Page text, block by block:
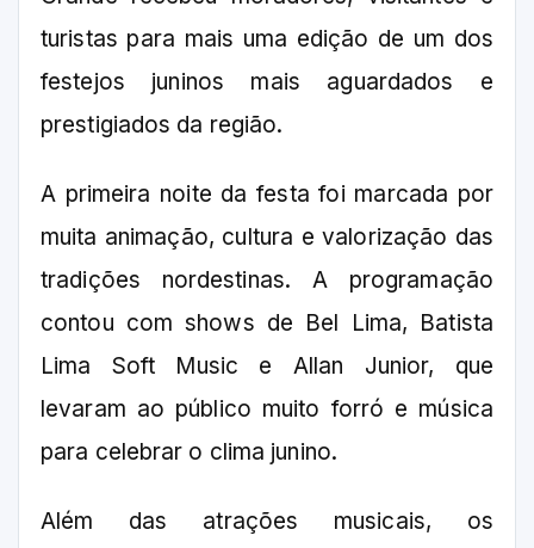
turistas para mais uma edição de um dos
festejos juninos mais aguardados e
prestigiados da região.
A primeira noite da festa foi marcada por
muita animação, cultura e valorização das
tradições nordestinas. A programação
contou com shows de Bel Lima, Batista
Lima Soft Music e Allan Junior, que
levaram ao público muito forró e música
para celebrar o clima junino.
Além das atrações musicais, os